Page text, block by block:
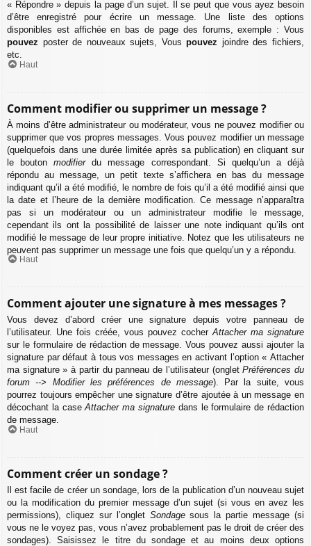
« Répondre » depuis la page d’un sujet. Il se peut que vous ayez besoin
d’être enregistré pour écrire un message. Une liste des options
disponibles est affichée en bas de page des forums, exemple : Vous
pouvez poster de nouveaux sujets, Vouspouvez joindre des fichiers,
etc.
Haut
Comment modifier ou supprimer un message ?
À moins d’être administrateur ou modérateur, vous ne pouvez modifier ou
supprimer que vos propres messages. Vous pouvez modifier un message
(quelquefois dans une durée limitée après sa publication) en cliquant sur
le boutonmodifierdu message correspondant. Si quelqu’un a déjà
répondu au message, un petit texte s’affichera en bas du message
indiquant qu’il a été modifié, le nombre de fois qu’il a été modifié ainsi que
la date et l’heure de la dernière modification. Ce message n’apparaîtra
pas si un modérateur ou un administrateur modifie le message,
cependant ils ont la possibilité de laisser une note indiquant qu’ils ont
modifié le message de leur propre initiative. Notez que les utilisateurs ne
peuvent pas supprimer un message une fois que quelqu’un y a répondu.
Haut
Comment ajouter une signature à mes messages ?
Vous devez d’abord créer une signature depuis votre panneau de
l’utilisateur. Une fois créée, vous pouvez cocherAttacher ma signature
sur le formulaire de rédaction de message. Vous pouvez aussi ajouter la
signature par défaut à tous vos messages en activant l’option « Attacher
ma signature » à partir du panneau de l’utilisateur (ongletPréférences du
forum --> Modifier les préférences de message). Par la suite, vous
pourrez toujours empêcher une signature d’être ajoutée à un message en
décochant la caseAttacher ma signature dans le formulaire de rédaction
de message.
Haut
Comment créer un sondage ?
Il est facile de créer un sondage, lors de la publication d’un nouveau sujet
ou la modification du premier message d’un sujet (si vous en avez les
permissions), cliquez sur l’onglet Sondagesous la partie message (si
vous ne le voyez pas, vous n’avez probablement pas le droit de créer des
sondages). Saisissez le titre du sondage et au moins deux options